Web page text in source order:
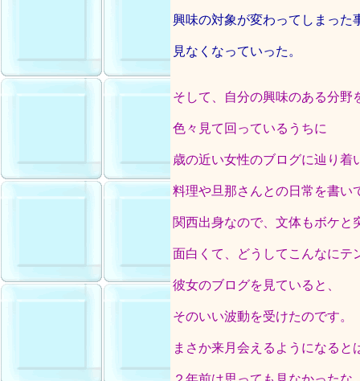
興味の対象が変わってしまった
見なくなっていった。
そして、自分の興味のある分野
色々見て回っているうちに
歳の近い女性のブログに辿り着
料理や旦那さんとの日常を書い
関西出身なので、文体もボケと
面白くて、どうしてこんなにテ
彼女のブログを見ていると、
そのいい波動を受けたのです。
まさか来月会えるようになると